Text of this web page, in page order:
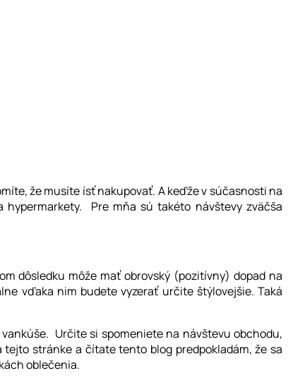
že musíte ísť nakupovať. A keďže v súčasnosti na
Pre mňa sú takéto návštevy zväčša
dôsledku môže mať obrovský (pozitívny) dopad na
vďaka nim budete vyzerať určite štýlovejšie. Taká
Určite si spomeniete na návštevu obchodu,
stránke a čítate tento blog predpokladám, že sa
oblečenia.